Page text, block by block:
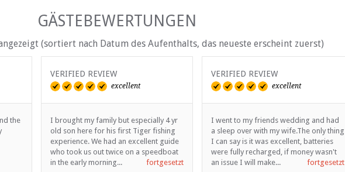
GÄSTEBEWERTUNGEN
(sortiert nach Datum des Aufenthalts, das neueste erscheint zuerst)
the
VERIFIED REVIEW
excellent
I brought my family but especially 4 yr
old son here for his first Tiger fishing
experience. We had an excellent guide
who took us out twice on a speedboat
in the early morning...
fortgesetzt
VERIFIED REVIEW
excellent
I went to my friends wedding and had
a sleep over with my wife.The only thing
I can say is it was excellent, batteries
were fully recharged, if money wasn't
an issue I will make...
fortgesetzt